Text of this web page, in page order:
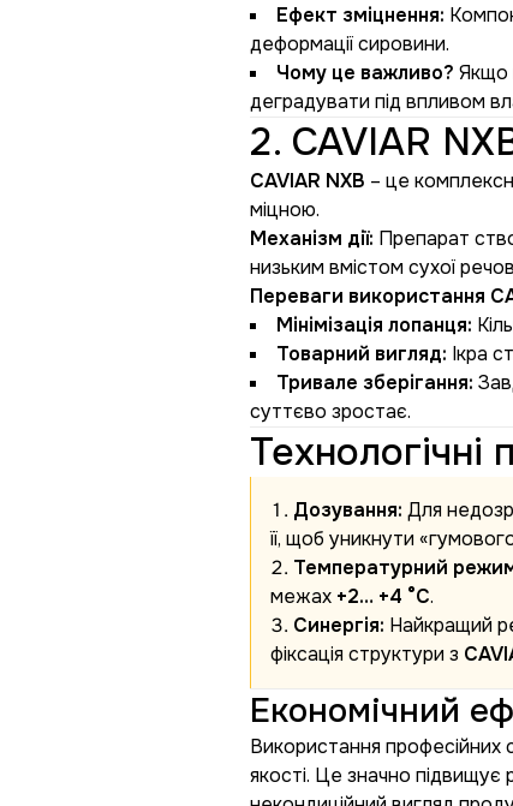
Ефект зміцнення:
деформації сировини.
Чому це важливо? Якщо
деградувати під впливом
2. CAVIAR
CAVIAR NXB – це
міцною.
Механізм дії: Препарат
низьким вмістом сухої
Переваги використання
Мінімізація лопанця:
Товарний вигляд: Ікра
Тривале зберігання:
суттєво зростає.
Дозування: Для
її, щоб уникнути
Температурний
межах +2… +4 °C.
Синергія: Найкращий
фіксація структури з
Економічний
Використання професійних
якості. Це значно підвищує